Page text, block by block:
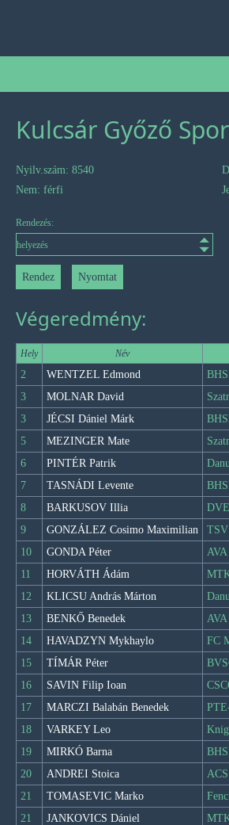
Kulcsár Győző
Nyilv.szám: 8540
Nem: férfi
Rendezés:
Végeredmény:
Hely Név
2 WENTZEL Edmond
3
MOLNAR David
3
JÉCSI Dániel Márk
5
MEZINGER Mate
6
PINTÉR Patrik
7
TASNÁDI Levente
8
BARKUSOV Illia DVE
9
GONZÁLEZ Cosimo Maximilian TSV
10
GONDA Péter AVA
11
HORVÁTH Ádám
12
KLICSU András Márton
13
BENKŐ Benedek AVA
14
HAVADZYN Mykhaylo FC
15
TÍMÁR Péter
16
SAVIN Filip Ioan
17
MARCZI Balabán Benedek
18
VARKEY Leo
19
MIRKÓ Barna
20
ANDREI Stoica
21
TOMASEVIC Marko
21
JANKOVICS Dániel